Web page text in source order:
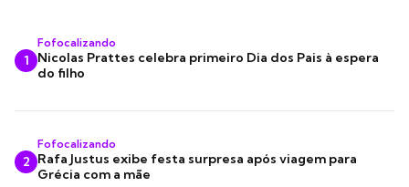
1
Fofocalizando
Nicolas Prattes celebra primeiro Dia dos Pais à espera
do filho
2
Fofocalizando
Rafa Justus exibe festa surpresa após viagem para
Grécia com a mãe